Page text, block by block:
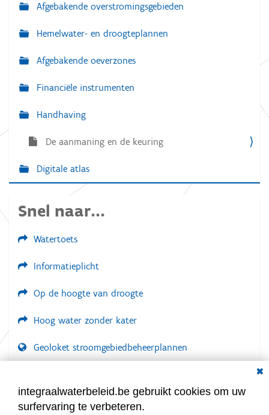
Afgebakende overstromingsgebieden
Hemelwater- en droogteplannen
Afgebakende oeverzones
Financiële instrumenten
Handhaving
De aanmaning en de keuring
Digitale atlas
Snel naar...
Watertoets
Informatieplicht
Op de hoogte van droogte
Hoog water zonder kater
Geoloket stroomgebiedbeheerplannen
LOGIN VEREIST
integraalwaterbeleid.be gebruikt cookies om uw
surfervaring te verbeteren.